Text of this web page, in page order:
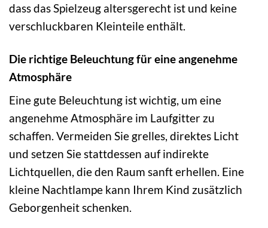
dass das Spielzeug altersgerecht ist und keine
verschluckbaren Kleinteile enthält.
Die richtige Beleuchtung für eine angenehme
Atmosphäre
Eine gute Beleuchtung ist wichtig, um eine
angenehme Atmosphäre im Laufgitter zu
schaffen. Vermeiden Sie grelles, direktes Licht
und setzen Sie stattdessen auf indirekte
Lichtquellen, die den Raum sanft erhellen. Eine
kleine Nachtlampe kann Ihrem Kind zusätzlich
Geborgenheit schenken.